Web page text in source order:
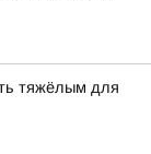
тяжёлым для